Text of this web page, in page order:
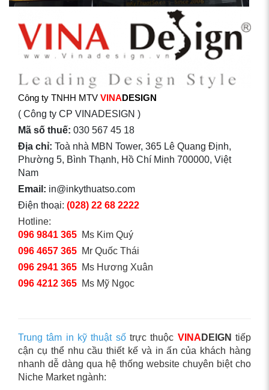
Công ty TNHH MTV VINADESIGN
( Công ty CP VINADESIGN )
Mã số thuế: 030 567 45 18
Địa chỉ: Toà nhà MBN Tower, 365 Lê Quang Định,
Phường 5, Bình Thạnh, Hồ Chí Minh 700000, Việt
Nam
Email: in@inkythuatso.com
Điện thoại: (028) 22 68 2222
Hotline:
096 9841 365 Ms Kim Quý
096 4657 365 Mr Quốc Thái
096 2941 365 Ms Hương Xuân
096 4212 365 Ms Mỹ Ngọc
Trung tâm in kỹ thuật sốtrực thuộc VINA DEIGN tiếp
cận cụ thể nhu cầu thiết kế và in ấn của khách hàng
nhanh dễ dàng qua hệ thống website chuyên biệt cho
Niche Market ngành: